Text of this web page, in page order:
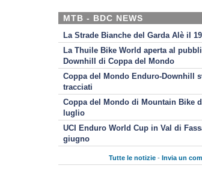
MTB - BDC NEWS
La Strade Bianche del Garda Alè il
La Thuile Bike World aperta al
Downhill di Coppa del Mondo
Coppa del Mondo Enduro-Downhill
tracciati
Coppa del Mondo di Mountain Bike
luglio
UCI Enduro World Cup in Val di
giugno
Tutte le notizie -Invia un